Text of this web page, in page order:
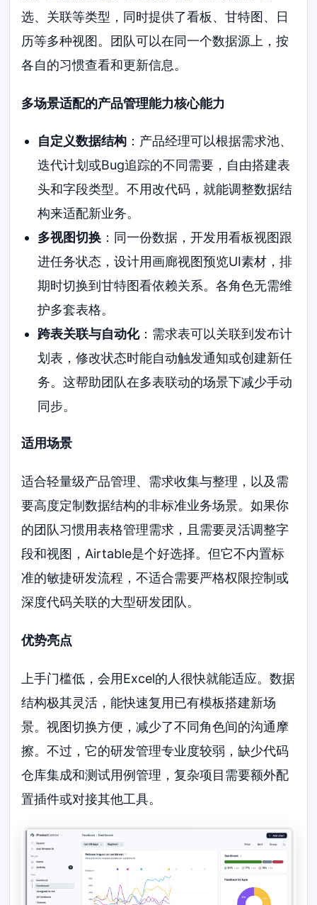
选、关联等类型，同时提供了看板、甘特图、日
历等多种视图。团队可以在同一个数据源上，按
各自的习惯查看和更新信息。
多场景适配的产品管理能力核心能力
自定义数据结构：产品经理可以根据需求池、
迭代计划或Bug追踪的不同需要，自由搭建表
头和字段类型。不用改代码，就能调整数据结
构来适配新业务。
多视图切换：同一份数据，开发用看板视图跟
进任务状态，设计用画廊视图预览UI素材，排
期时切换到甘特图看依赖关系。各角色无需维
护多套表格。
跨表关联与自动化：需求表可以关联到发布计
划表，修改状态时能自动触发通知或创建新任
务。这帮助团队在多表联动的场景下减少手动
同步。
适用场景
适合轻量级产品管理、需求收集与整理，以及需
要高度定制数据结构的非标准业务场景。如果你
的团队习惯用表格管理需求，且需要灵活调整字
段和视图，Airtable是个好选择。但它不内置标
准的敏捷研发流程，不适合需要严格权限控制或
深度代码关联的大型研发团队。
优势亮点
上手门槛低，会用Excel的人很快就能适应。数据
结构极其灵活，能快速复用已有模板搭建新场
景。视图切换方便，减少了不同角色间的沟通摩
擦。不过，它的研发管理专业度较弱，缺少代码
仓库集成和测试用例管理，复杂项目需要额外配
置插件或对接其他工具。